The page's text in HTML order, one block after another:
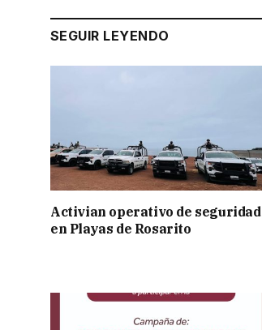
SEGUIR LEYENDO
Activian operativo de seguridad
en Playas de Rosarito